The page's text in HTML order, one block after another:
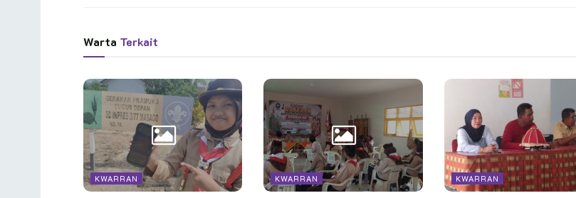
Warta Terkait
KWARRAN KWARRAN KWARRAN